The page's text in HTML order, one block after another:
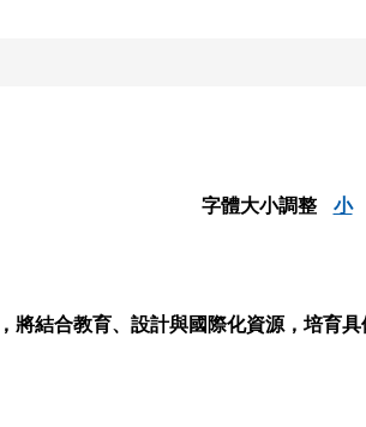
字體大小調整 小
將結合教育、設計與國際化資源，培育具